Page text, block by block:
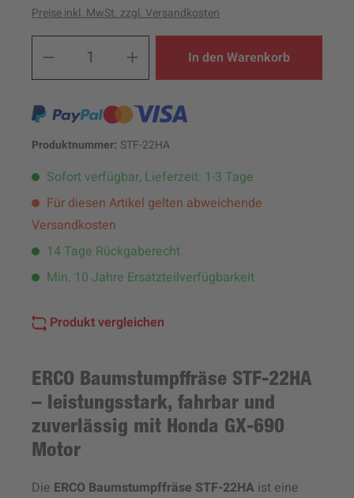
Preise inkl. MwSt. zzgl. Versandkosten
Produkt Anzahl: Gib den
In den Warenkorb
Produktnummer: STF-22HA
Sofort verfügbar, Lieferzeit: 1-3 Tage
Für diesen Artikel gelten abweichende
Versandkosten
14 Tage Rückgaberecht
Min. 10 Jahre Ersatzteilverfügbarkeit
Produkt vergleichen
ERCO Baumstumpffräse STF-22HA
– leistungsstark, fahrbar und
zuverlässig mit Honda GX-690
Motor
Die ERCO Baumstumpffräse STF-22HA ist eine